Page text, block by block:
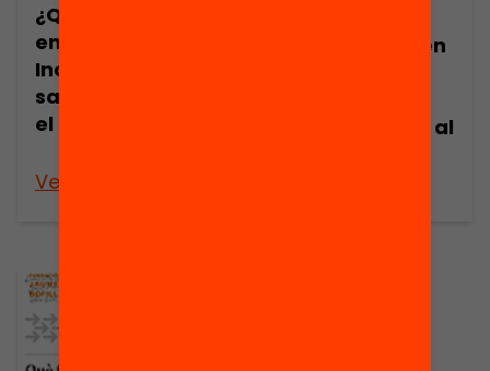
¿Qué funciona
en educación?
Incentivos
salariales para
el profesorado
Veure’n més
Què funciona en
econòmics per al